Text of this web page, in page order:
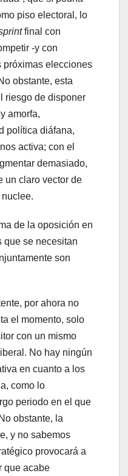
piso electoral, lo
final con
-y con
próximas elecciones
obstante, esta
riesgo de disponer
amorfa,
política diáfana,
activa; con el
demasiado,
un claro vector de
de la oposición en
que se necesitan
son
por ahora no
el momento, solo
con un mismo
No hay ningún
en cuanto a los
como lo
periodo en el que
obstante, la
y no sabemos
provocará a
que acabe